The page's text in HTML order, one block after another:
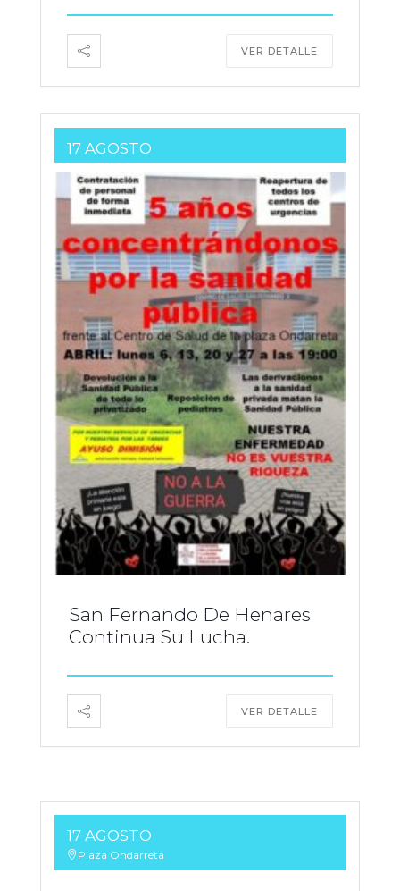
VER DETALLE
17 AGOSTO
San Fernando De Henares
Continua Su Lucha.
VER DETALLE
17 AGOSTO
Plaza Ondarreta